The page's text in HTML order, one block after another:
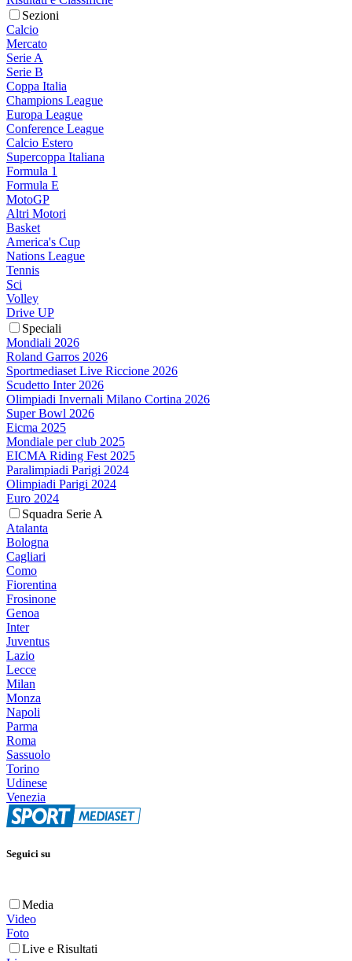
Sezioni
Calcio
Mercato
Serie A
Serie B
Coppa Italia
Champions League
Europa League
Conference League
Calcio Estero
Supercoppa Italiana
Formula 1
Formula E
MotoGP
Altri Motori
Basket
America's Cup
Nations League
Tennis
Sci
Volley
Drive UP
Speciali
Mondiali 2026
Roland Garros 2026
Sportmediaset Live Riccione 2026
Scudetto Inter 2026
Olimpiadi Invernali Milano Cortina 2026
Super Bowl 2026
Eicma 2025
Mondiale per club 2025
EICMA Riding Fest 2025
Paralimpiadi Parigi 2024
Olimpiadi Parigi 2024
Euro 2024
Squadra Serie A
Atalanta
Bologna
Cagliari
Como
Fiorentina
Frosinone
Genoa
Inter
Juventus
Lazio
Lecce
Milan
Monza
Napoli
Parma
Roma
Sassuolo
Torino
Udinese
Venezia
Seguici su
Media
Video
Foto
Live e Risultati